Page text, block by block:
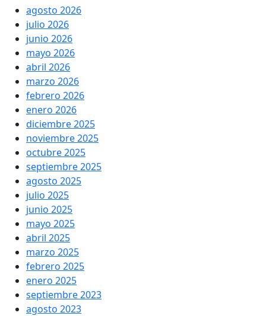
agosto 2026
julio 2026
junio 2026
mayo 2026
abril 2026
marzo 2026
febrero 2026
enero 2026
diciembre 2025
noviembre 2025
octubre 2025
septiembre 2025
agosto 2025
julio 2025
junio 2025
mayo 2025
abril 2025
marzo 2025
febrero 2025
enero 2025
septiembre 2023
agosto 2023